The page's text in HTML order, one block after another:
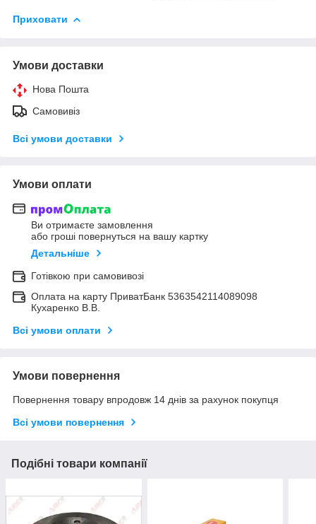
Приховати
Умови доставки
Нова Пошта
Самовивіз
Всі умови доставки
Умови оплати
Ви отримаєте замовлення
або гроші повернуться на вашу картку
Детальніше
Готівкою при самовивозі
Оплата на карту ПриватБанк 5363542114089098
Кухаренко В.В.
Всі умови оплати
Умови повернення
Повернення товару впродовж 14 днів за рахунок покупця
Всі умови повернення
Подібні товари компанії